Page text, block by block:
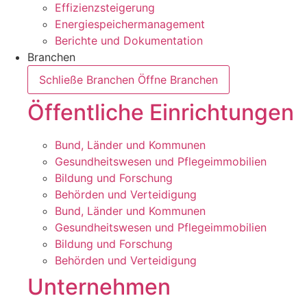
Effizienzsteigerung
Energiespeichermanagement
Berichte und Dokumentation
Branchen
Schließe Branchen Öffne Branchen
Öffentliche Einrichtungen
Bund, Länder und Kommunen
Gesundheitswesen und Pflegeimmobilien
Bildung und Forschung
Behörden und Verteidigung
Bund, Länder und Kommunen
Gesundheitswesen und Pflegeimmobilien
Bildung und Forschung
Behörden und Verteidigung
Unternehmen